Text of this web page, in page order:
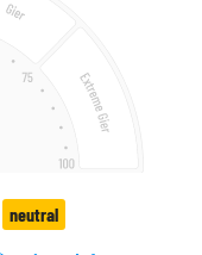
neutral